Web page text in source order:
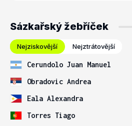
Sázkařský žebříček
Nejziskovější Nejztrátovější
Cerundolo Juan Manuel
Obradovic Andrea
Eala Alexandra
Torres Tiago